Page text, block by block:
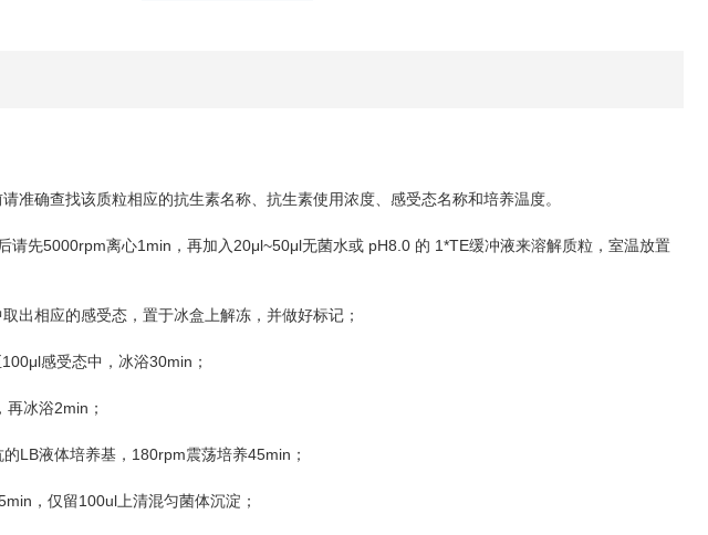
准确查找该质粒相应的抗生素名称、抗生素使用浓度、感受态名称和培养温度。
请先5000rpm离心1min ，再加入 20μl~50μl无菌水或 pH8.0 的 1*TE缓冲液来溶解质粒，室温放置
出相应的感受态，置于冰盒上解冻，并做好标记；
100μl感受态中，冰浴30min ；
，再冰浴2min ；
的LB液体培养基， 180rpm震荡培养45min ；
，仅留100ul上清混匀菌体沉淀；